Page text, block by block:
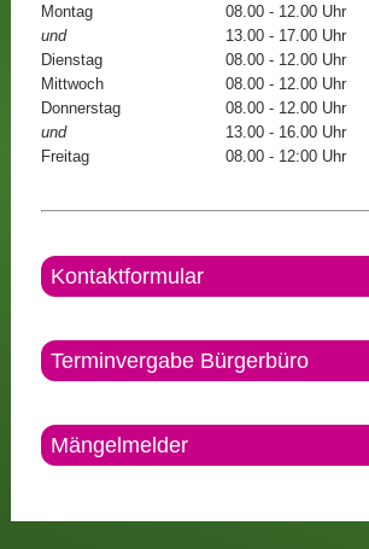
Montag
08.00 - 12.00 Uhr
und
13.00 - 17.00 Uhr
Dienstag
08.00 - 12.00 Uhr
Mittwoch
08.00 - 12.00 Uhr
Donnerstag
08.00 - 12.00 Uhr
und
13.00 - 16.00 Uhr
Freitag
08.00 - 12:00 Uhr
Kontaktformular
Terminvergabe Bürgerbüro
Mängelmelder